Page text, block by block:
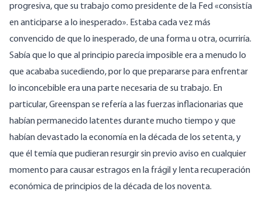
progresiva, que su trabajo como presidente de la Fed «consistía
en anticiparse a lo inesperado». Estaba cada vez más
convencido de que lo inesperado, de una forma u otra, ocurriría.
Sabía que lo que al principio parecía imposible era a menudo lo
que acababa sucediendo, por lo que prepararse para enfrentar
lo inconcebible era una parte necesaria de su trabajo. En
particular, Greenspan se refería a las fuerzas inflacionarias que
habían permanecido latentes durante mucho tiempo y que
habían devastado la economía en la década de los setenta, y
que él temía que pudieran resurgir sin previo aviso en cualquier
momento para causar estragos en la frágil y lenta recuperación
económica de principios de la década de los noventa.